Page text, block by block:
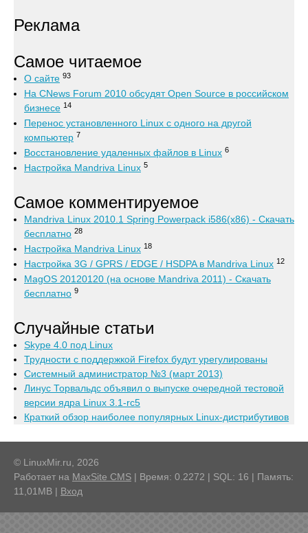
Реклама
Самое читаемое
О сайте 93
На CNews Forum 2010 обсудят Open Source в российском
бизнесе 14
Перенос установленного Linux с одного на другой
компьютер 7
Восстановление удаленных файлов в Linux 6
Настройка Mandriva Linux 5
Самое комментируемое
Mandriva Linux 2010.1 Spring Powerpack i586(x86) - Скачать
бесплатно 28
Настройка Mandriva Linux 18
Настройка 3G / GPRS / EDGE / HSDPA в Mandriva Linux 12
MagOS 20120120 (на основе Mandriva 2011) - Скачать
бесплатно 9
Случайные статьи
Skype 4.0 под Linux
Трудности с поддержкой Firefox будут урегулированы
Системный администратор №3 (март 2013)
Линус Торвальдс объявил о выпуске очередной тестовой
версии ядра Linux 3.1-rc5
Краткий обзор наиболее популярных Linux-дистрибутивов
© LinuxMir.ru, 2026
Работает на MaxSite CMS | Время: 0.2272 | SQL: 16 | Память:
11,01MB | Вход